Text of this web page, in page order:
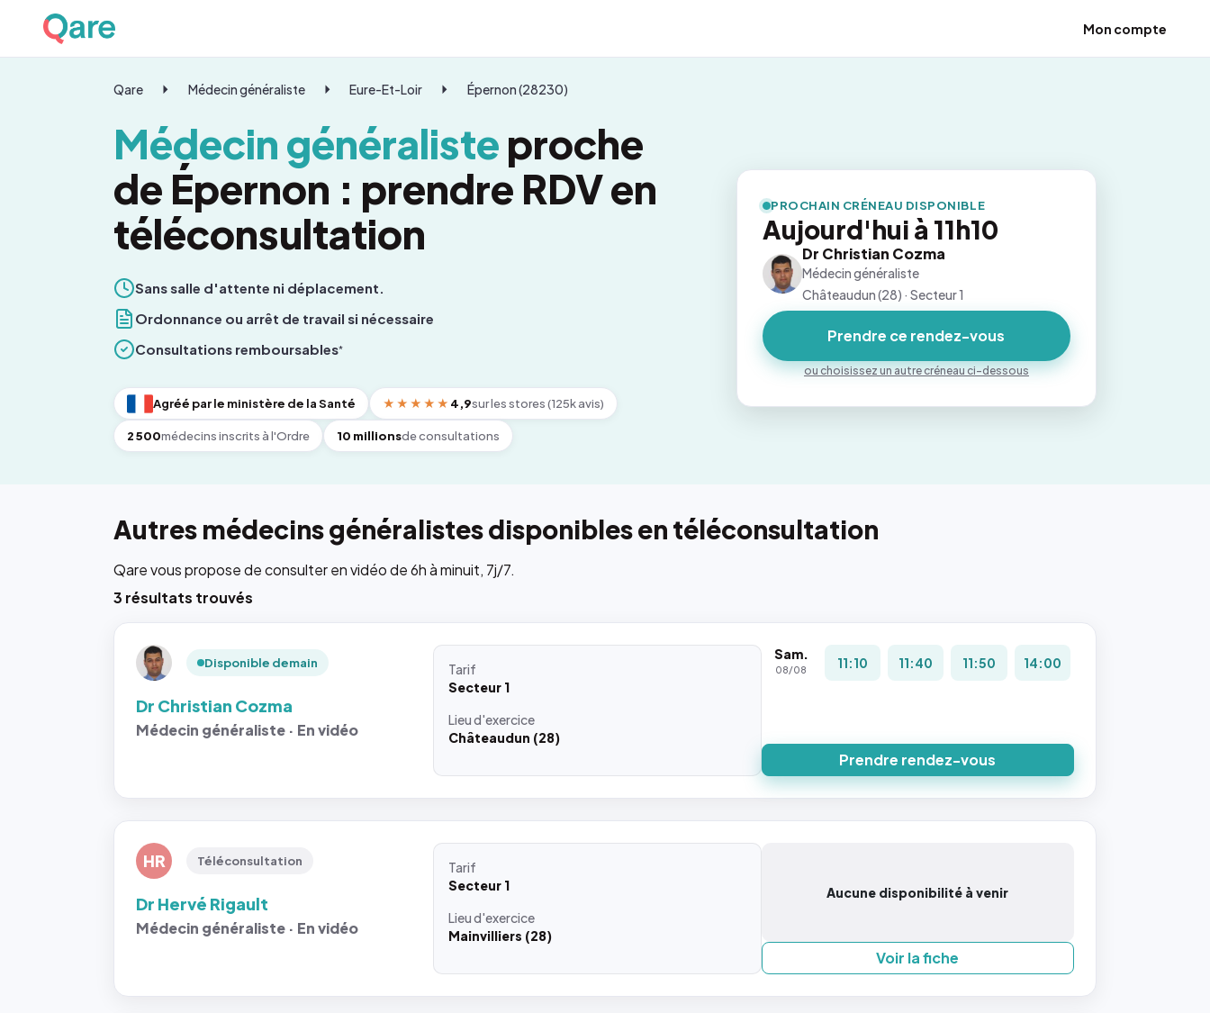
Mon compte
Qare Médecin généraliste Eure-Et-Loir Épernon (28230)
Médecin généralisteproche
de Épernon : prendre RDV en
téléconsultation
Sans salle d'attente ni déplacement.
Ordonnance ou arrêt de travail si nécessaire
Consultations remboursables*
Agréé par le ministère de la Santé ★★★★★ 4,9sur les stores (125k avis)
2 500médecins inscrits à l'Ordre 10 millionsde consultations
PROCHAIN CRÉNEAU DISPONIBLE
Aujourd'hui à 11h10
Dr Christian Cozma
Médecin généraliste
Châteaudun (28) · Secteur 1
Prendre ce rendez-vous
ou choisissez un autre créneau ci-dessous
Autres médecins généralistes disponibles en téléconsultation
Qare vous propose de consulter en vidéo de 6h à minuit, 7j/7.
3 résultats trouvés
Disponible demain
Dr Christian Cozma
Médecin généraliste · En vidéo
Tarif
Secteur 1
Lieud'exercice
Châteaudun (28)
Sam.
08/08 11:10 11:40 11:50 14:00
Prendre rendez-vous
HR Téléconsultation
Dr Hervé Rigault
Médecin généraliste · En vidéo
Tarif
Secteur 1
Lieud'exercice
Mainvilliers (28)
Aucune disponibilité à venir
Voir la fiche